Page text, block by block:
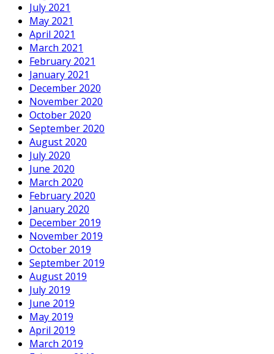
July 2021
May 2021
April 2021
March 2021
February 2021
January 2021
December 2020
November 2020
October 2020
September 2020
August 2020
July 2020
June 2020
March 2020
February 2020
January 2020
December 2019
November 2019
October 2019
September 2019
August 2019
July 2019
June 2019
May 2019
April 2019
March 2019